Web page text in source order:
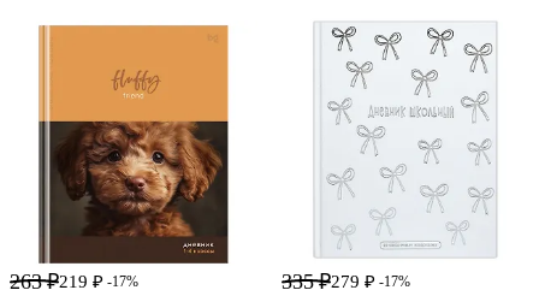
263 ₽219 ₽ -17% 335 ₽279 ₽ -17%